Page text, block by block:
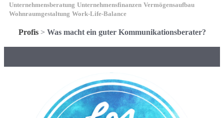
Unternehmensberatung Unternehmensfinanzen Vermögensaufbau
Wohnraumgestaltung Work-Life-Balance
Profis> Was macht ein guter Kommunikationsberater?